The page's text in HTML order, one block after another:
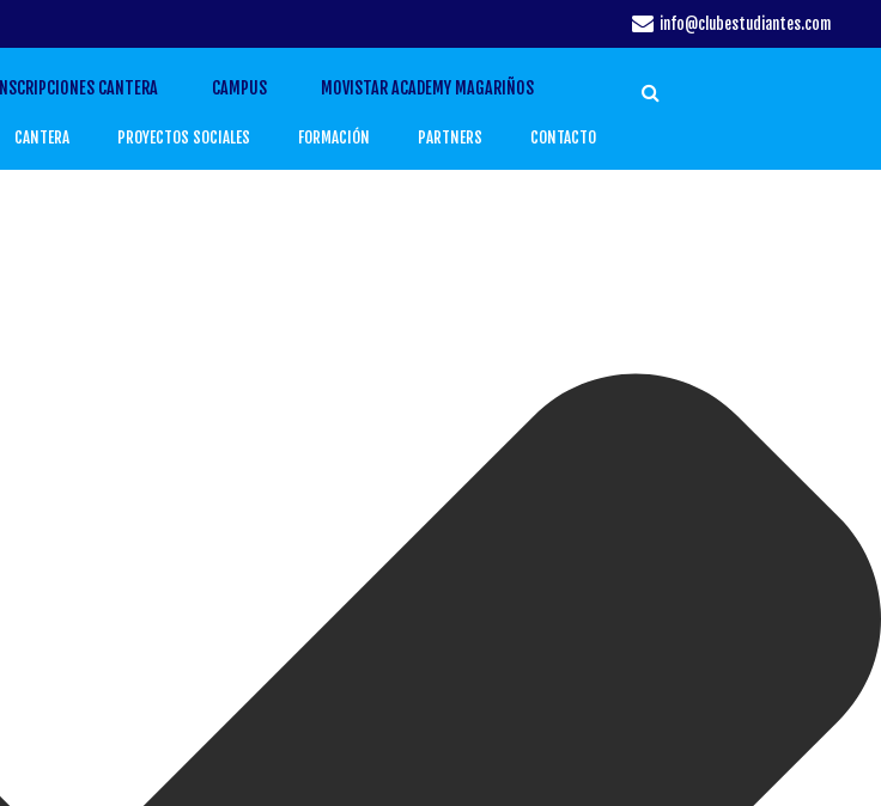
info@clubestudiantes.com
INSCRIPCIONES CANTERA CAMPUS MOVISTAR ACADEMY MAGARIÑOS
CANTERA PROYECTOS SOCIALES FORMACIÓN PARTNERS CONTACTO